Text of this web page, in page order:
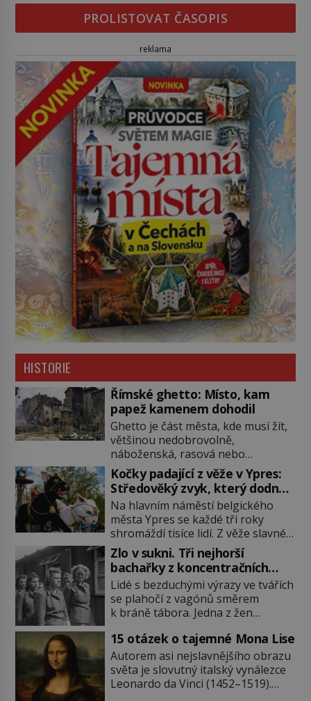
PROLISTOVAT ČASOPIS
reklama
HISTORIE
Římské ghetto: Místo, kam
papež kamenem dohodil
Ghetto je část města, kde musí žít,
většinou nedobrovolně,
náboženská, rasová nebo
národnostní menšina obyvatel.
Bohaté historické zkušenosti mají s
takovým životem Židé. Už od
středověku jsou totiž v každou
chvíli nuceni v nějakém žít. Mezi ty
nejslavnější patří i římské ghetto
založené v roce 1555. Pokud jde o
vztah k Židům, nemá se Řím čím
chlubit. […]
Kočky padající z věže v Ypres:
Středověký zvyk, který dodnes
budí rozpaky
Na hlavním náměstí belgického
města Ypres se každé tři roky
shromáždí tisíce lidí. Z věže slavné
tržnice létají do davu kočky, diváci
jásají a snaží se je chytit. Naštěstí
už nejde o živá zvířata, ale jenom o
plyšové suvenýry. Kdysi to ale bylo
jinak. Tato veselá podívaná
připomíná jeden z nejpodivnějších
a zároveň nejkrutějších zvyků […]
Zlo v sukni. Tři nejhorší
bachařky z koncentračních
táborů
Lidé s bezduchými výrazy ve tvářích
se plahočí z vagónů směrem
k bráně tábora. Jedna z žen
jejich oči se setkají. Místo soucitu
však přichází gesto, které
nebožačku posílá rovnou do
plynové komory. Jména jako Rudolf
15 otázek o tajemné Mona Lise
Autorem asi nejslavnějšího obrazu
světa je slovutný italský vynálezce
Leonardo da Vinci (1452–1519).